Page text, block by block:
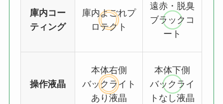
庫内コー
ティング
庫内よごれプ
ロテクト
遠赤・脱臭
ブラックコ
ート
操作液晶
本体右側
バックライト
あり液晶
本体下側
バックライ
トなし液晶